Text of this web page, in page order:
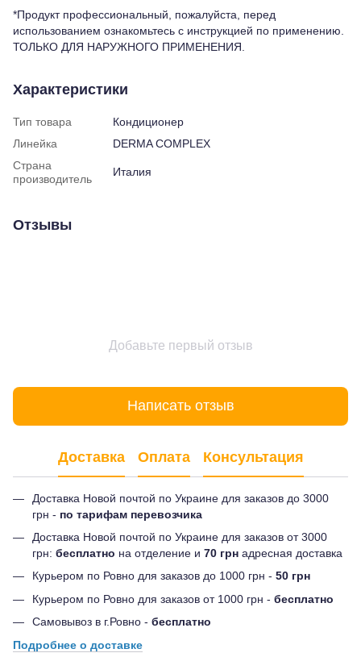
*Продукт профессиональный, пожалуйста, перед
использованием ознакомьтесь с инструкцией по применению.
ТОЛЬКО ДЛЯ НАРУЖНОГО ПРИМЕНЕНИЯ.
Характеристики
Тип товара
Кондиционер
Линейка
DERMA COMPLEX
Страна
производитель
Италия
Отзывы
Добавьте первый отзыв
Написать отзыв
Доставка Оплата Консультация
Доставка Новой почтой по Украине для заказов до 3000
грн - по тарифам перевозчика
Доставка Новой почтой по Украине для заказов от 3000
грн: бесплатно на отделение и 70 грн адресная доставка
Курьером по Ровно для заказов до 1000 грн - 50 грн
Курьером по Ровно для заказов от 1000 грн - бесплатно
Самовывоз в г.Ровно - бесплатно
Подробнее о доставке